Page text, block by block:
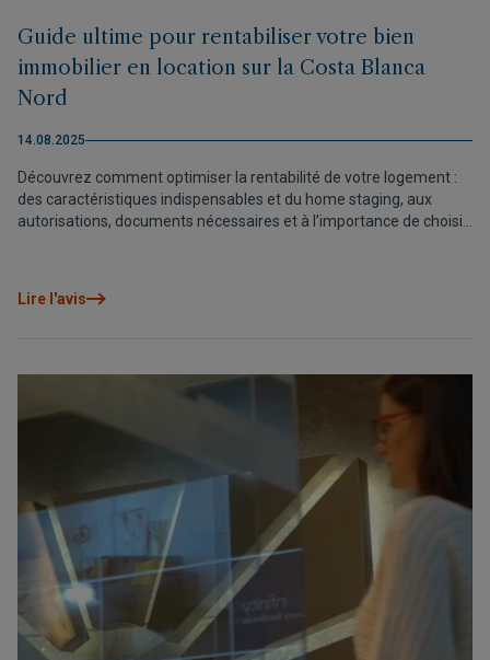
Guide ultime pour rentabiliser votre bien
immobilier en location sur la Costa Blanca
Nord
14.08.2025
Découvrez comment optimiser la rentabilité de votre logement :
des caractéristiques indispensables et du home staging, aux
autorisations, documents nécessaires et à l’importance de choisir
Lire l'avis